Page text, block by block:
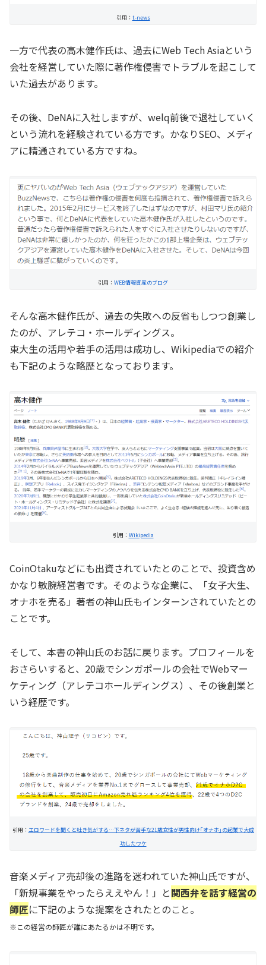
引用： t-news
一方で代表の高木健作氏は、過去にWeb Tech Asiaという
会社を経営していた際に著作権侵害でトラブルを起こして
いた過去があります。
その後、DeNAに入社しますが、welq前後で退社していく
という流れを経験されている方です。かなりSEO、メディ
アに精通されている方ですね。
引用： WEB情報資産のブログ
そんな高木健作氏が、過去の失敗への反省もしつつ創業し
たのが、アレテコ・ホールディングス。
東大生の活用や若手の活用は成功し、Wikipediaでの紹介
も下記のような略歴となっております。
引用： Wikipedia
CoinOtakuなどにも出資されていたとのことで、投資含め
かなり敏腕経営者です。そのような企業に、「女子大生、
オナホを売る」著者の神山氏もインターンされていたとの
ことです。
そして、本書の神山氏のお話に戻ります。プロフィールを
おさらいすると、20歳でシンガポールの会社でWebマー
ケティング（アレテコホールディングス）、その後創業と
いう経歴です。
引用： エロワードを聞くと吐き気がする…下ネタが苦手な21歳女性が男性向け｢オナホ｣の起業で大成
功したワケ
音楽メディア売却後の進路を迷われていた神山氏ですが、
「新規事業をやったらええやん！」と関西弁を話す経営の
師匠に下記のような提案をされたとのこと。
※この経営の師匠が誰にあたるかは不明です。